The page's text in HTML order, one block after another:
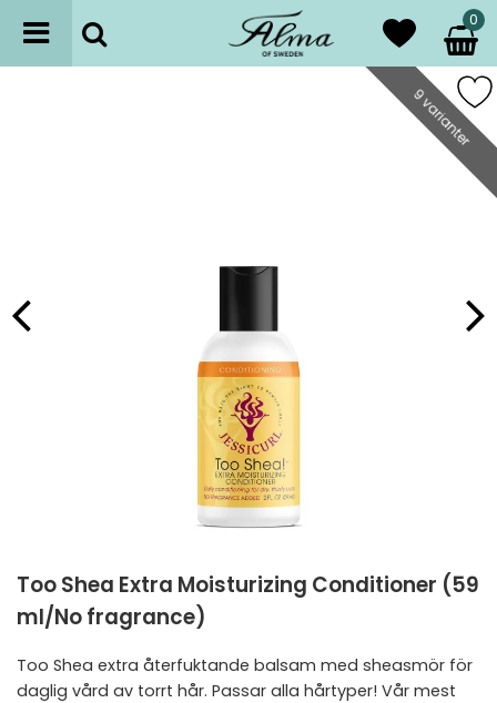
0
9 varianter
Too Shea Extra Moisturizing Conditioner (59
ml/No fragrance)
Too Shea extra återfuktande balsam med sheasmör för
daglig vård av torrt hår. Passar alla hårtyper! Vår mest